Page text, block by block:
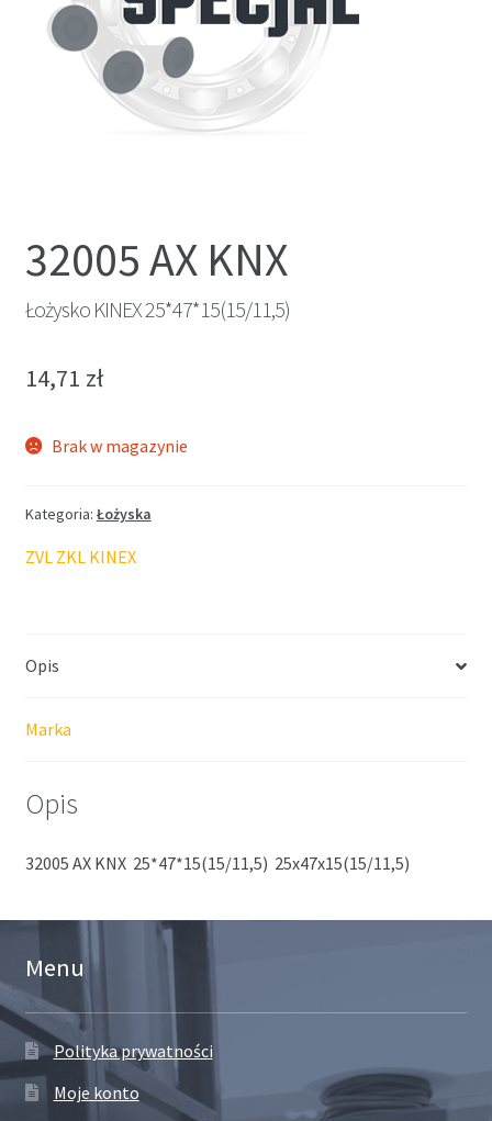
32005 AX KNX
Łożysko KINEX 25*47*15(15/11,5)
14,71 zł
Brak w magazynie
Kategoria: Łożyska
ZVL ZKL KINEX
Opis
Marka
Opis
32005 AX KNX 25*47*15(15/11,5) 25x47x15(15/11,5)
Menu
Polityka prywatności
Moje konto